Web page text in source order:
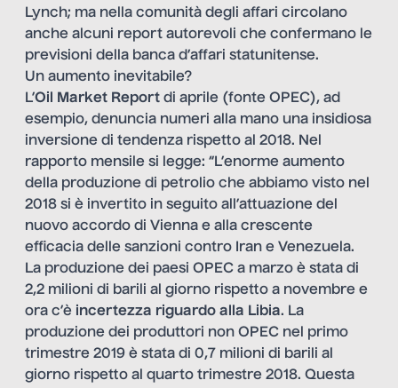
Lynch; ma nella comunità degli affari circolano
anche alcuni report autorevoli che confermano le
previsioni della banca d’affari statunitense.
Un aumento inevitabile?
L’Oil Market Report di aprile (fonte OPEC), ad
esempio, denuncia numeri alla mano una insidiosa
inversione di tendenza rispetto al 2018. Nel
rapporto mensile si legge: “L’enorme aumento
della produzione di petrolio che abbiamo visto nel
2018 si è invertito in seguito all’attuazione del
nuovo accordo di Vienna e alla crescente
efficacia delle sanzioni contro Iran e Venezuela.
La produzione dei paesi OPEC a marzo è stata di
2,2 milioni di barili al giorno rispetto a novembre e
ora c’è incertezza riguardo alla Libia. La
produzione dei produttori non OPEC nel primo
trimestre 2019 è stata di 0,7 milioni di barili al
giorno rispetto al quarto trimestre 2018. Questa